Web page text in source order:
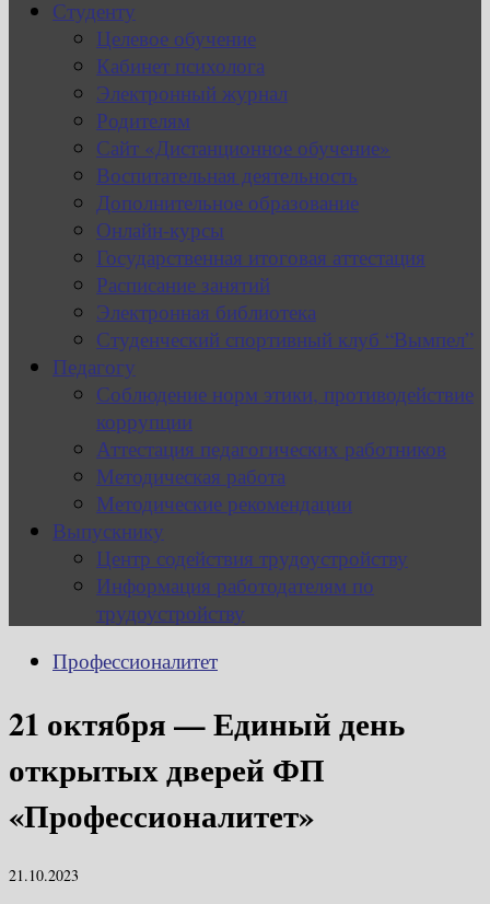
Студенту
Целевое обучение
Кабинет психолога
Электронный журнал
Родителям
Сайт «Дистанционное обучение»
Воспитательная деятельность
Дополнительное образование
Онлайн-курсы
Государственная итоговая аттестация
Расписание занятий
Электронная библиотека
Студенческий спортивный клуб “Вымпел”
Педагогу
Соблюдение норм этики, противодействие
коррупции
Аттестация педагогических работников
Методическая работа
Методические рекомендации
Выпускнику
Центр содействия трудоустройству
Информация работодателям по
трудоустройству
Профессионалитет
21 октября — Единый день
открытых дверей ФП
«Профессионалитет»
21.10.2023